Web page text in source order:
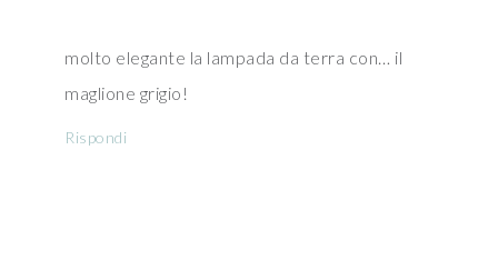
molto elegante la lampada da terra con… il
maglione grigio!
Rispondi